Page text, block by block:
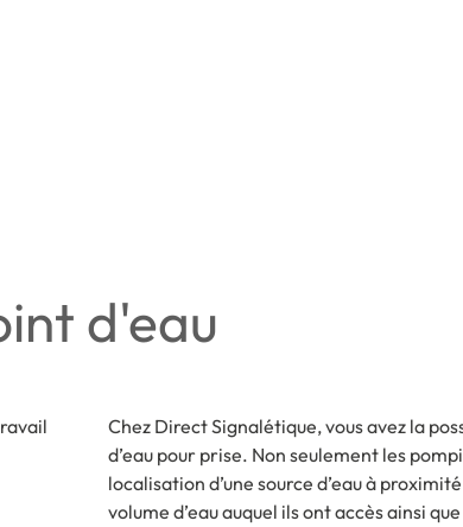
d'eau
Chez Direct Signalétique, vous avez la
d’eau pour prise. Non seulement les
localisation d’une source d’eau à
volume d’eau auquel ils ont accès ainsi